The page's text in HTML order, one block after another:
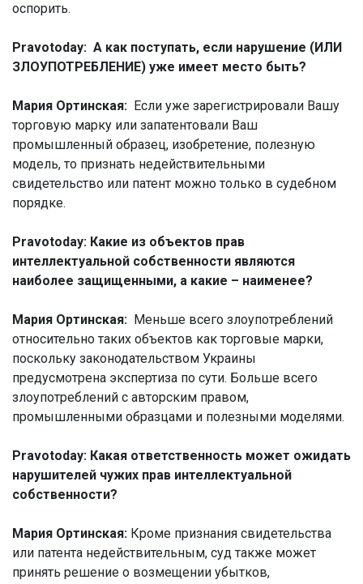
оспорить.
Pravotoday: А как поступать, если нарушение (ИЛИ
ЗЛОУПОТРЕБЛЕНИЕ) уже имеет место быть?
Мария Ортинская: Если уже зарегистрировали Вашу
торговую марку или запатентовали Ваш
промышленный образец, изобретение, полезную
модель, то признать недействительными
свидетельство или патент можно только в судебном
порядке.
Pravotoday: Какие из объектов прав
интеллектуальной собственности являются
наиболее защищенными, а какие – наименее?
Мария Ортинская: Меньше всего злоупотреблений
относительно таких объектов как торговые марки,
поскольку законодательством Украины
предусмотрена экспертиза по сути. Больше всего
злоупотреблений с авторским правом,
промышленными образцами и полезными моделями.
Pravotoday: Какая ответственность может ожидать
нарушителей чужих прав интеллектуальной
собственности?
Мария Ортинская: Кроме признания свидетельства
или патента недействительным, суд также может
принять решение о возмещении убытков,